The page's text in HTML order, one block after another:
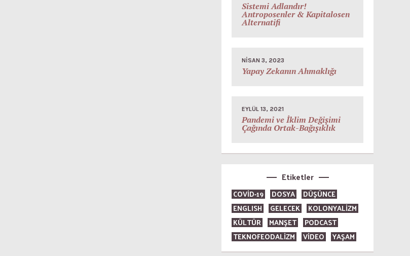
Sistemi Adlandır!
Antroposenler & Kapitalosen
Alternatifi
NISAN 3, 2023
Yapay Zekanın Ahmaklığı
EYLÜL 13, 2021
Pandemi ve İklim Değişimi
Çağında Ortak-Bağışıklık
Etiketler
COVID-19 DOSYA
DÜŞÜNCE
ENGLISH
GELECEK
KOLONYALİZM
KÜLTÜR
MANŞET
PODCAST
TEKNOFEODALİZM
VİDEO YAŞAM